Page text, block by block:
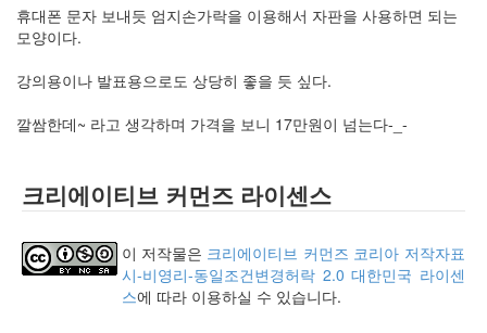
휴대폰 문자 보내듯 엄지손가락을 이용해서 자판을 사용하면 되는
모양이다.
강의용이나 발표용으로도 상당히 좋을 듯 싶다.
깔쌈한데~ 라고 생각하며 가격을 보니 17만원이 넘는다-_-
크리에이티브 커먼즈 라이센스
이 저작물은 크리에이티브 커먼즈 코리아 저작자표
시-비영리-동일조건변경허락 2.0 대한민국 라이센
스에 따라 이용하실 수 있습니다.